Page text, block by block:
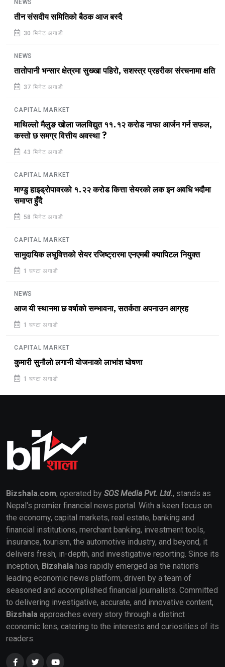
NEWS
तीन संसदीय समितिको बैठक आज बस्दै
30 मिनेट अगाडी
NEWS
तातोपानी भन्सार क्षेत्रमा सुख्खा पहिरो, सशस्त्र प्रहरीका संरचनामा क्षति
37 मिनेट अगाडी
CAPITAL MARKET
माथिल्लो मैलुङ खोला जलविद्युत ११.१२ करोड नाफा आर्जन गर्न सफल,
कस्तो छ समग्र वित्तीय अवस्था ?
43 मिनेट अगाडी
CAPITAL MARKET
माण्डु हाइड्रोपावरको १.२२ करोड कित्ता सेयरको लक इन अवधि भदौमा
समाप्त हुँदै
58 मिनेट अगाडी
CAPITAL MARKET
सामुदायिक लघुवित्तको सेयर रजिष्ट्रारमा एनएमबी क्यापिटल नियुक्त
1 घण्टा अगाडी
NEWS
आज यी स्थानमा छ वर्षाको सम्भावना, सतर्कता अपनाउन आग्रह
1 घण्टा अगाडी
CAPITAL MARKET
कुमारी सुनौलो लगानी योजनाको लाभांश घोषणा
1 घण्टा अगाडी
Bizshala.com, operated by SOS Media Pvt. Ltd., stands as
Nepal's premier financial news portal. With a keen focus on
the economy, capital markets, real estate, banking and
financial institutions, merchant banking, investment tools,
insurance, tourism, the automotive industry, and beyond, it
delivers fresh, in-depth, and investigative reporting. Since its
inception, Bizshala has rapidly emerged as the nation's
leading economic news platform, driven by a team of
seasoned and accomplished financial journalists. Committed
to delivering investigative, accurate, and innovative content,
Bizshala approaches every story through a distinct
economic lens, catering to the interests and curiosities of its
readers.